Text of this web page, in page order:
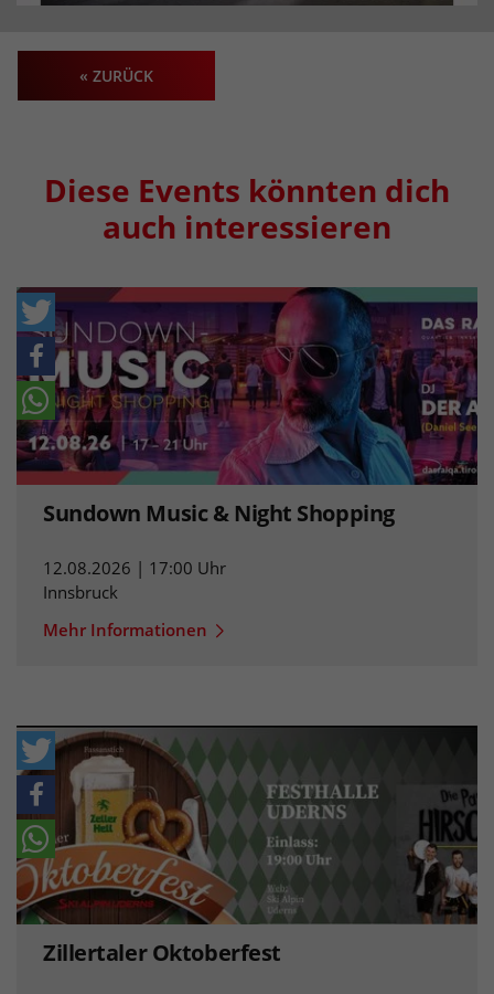
« ZURÜCK
Diese Events könnten dich
auch interessieren
Sundown Music & Night Shopping
12.08.2026 | 17:00 Uhr
Innsbruck
Mehr Informationen
Zillertaler Oktoberfest